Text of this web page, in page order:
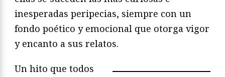
inesperadas peripecias, siempre con un
fondo poético y emocional que otorga vigor
y encanto a sus relatos.
Un hito que todos